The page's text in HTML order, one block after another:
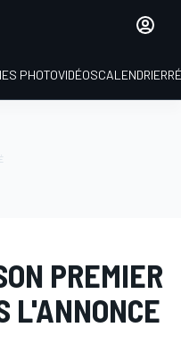
PHOTOVIDÉOSCALENDRIER
PREMIER
L'ANNONCE